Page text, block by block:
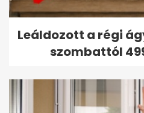
Leáldozott a régi
szombattól